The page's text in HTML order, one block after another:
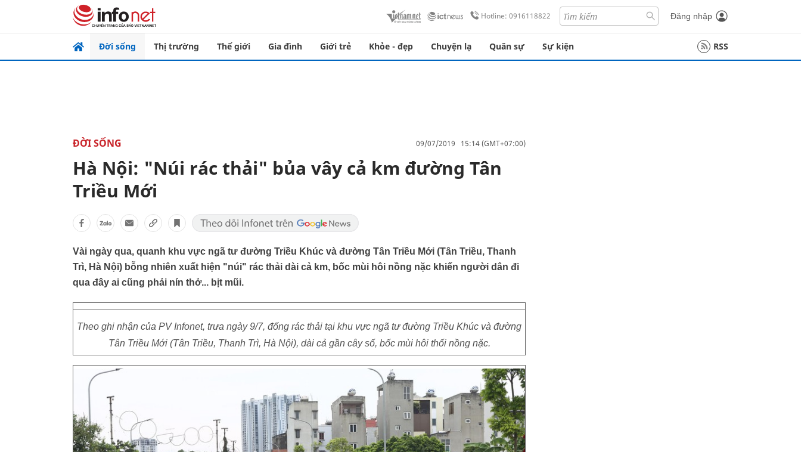
Hotline: 0916118822 Đăng nhập
Đời sống Thị trường Thế giới Gia đình Giới trẻ Khỏe - đẹp Chuyện lạ Quân sự Sự kiện RSS
ĐỜI SỐNG 09/07/2019 15:14 (GMT+07:00)
Hà Nội: "Núi rác thải" bủa vây cả km đường Tân
Triều Mới
Vài ngày qua, quanh khu vực ngã tư đường Triều Khúc và đường Tân Triều Mới (Tân Triều, Thanh
Trì, Hà Nội) bỗng nhiên xuất hiện "núi" rác thải dài cả km, bốc mùi hôi nồng nặc khiến người dân đi
qua đây ai cũng phải nín thở... bịt mũi.
Theo ghi nhận của PV Infonet, trưa ngày 9/7, đống rác thải tại khu vực ngã tư đường Triều Khúc và đường
Tân Triều Mới (Tân Triều, Thanh Trì, Hà Nội), dài cả gần cây số, bốc mùi hôi thối nồng nặc.